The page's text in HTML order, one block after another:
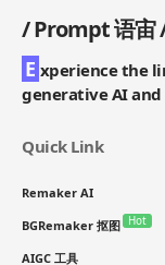
/Prompt 语宙
E xperience the
generative AI
Quick Link
Remaker AI
BGRemaker 抠图 Hot
AIGC 工具